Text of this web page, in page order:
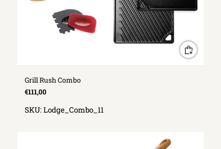
Grill Rush Combo
€111,00
SKU: Lodge_Combo_11